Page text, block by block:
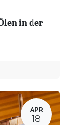
in der
APR
18